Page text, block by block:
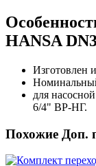
HANSA
Изготовлен
для
6/4" ВР-НГ.
Похожие Доп.